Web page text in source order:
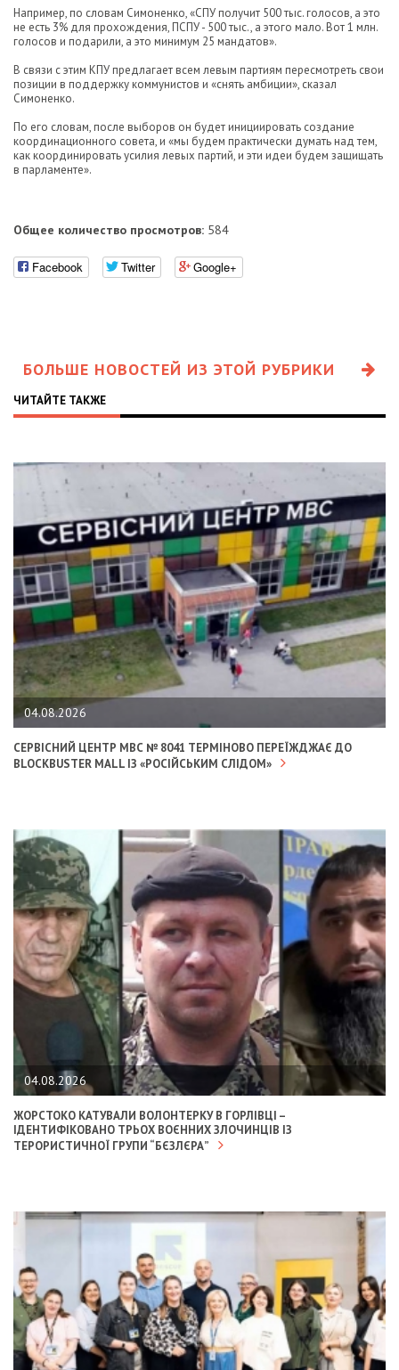
Например, по словам Симоненко, «СПУ получит 500 тыс. голосов, а это
не есть 3% для прохождения, ПСПУ - 500 тыс., а этого мало. Вот 1 млн.
голосов и подарили, а это минимум 25 мандатов».
В связи с этим КПУ предлагает всем левым партиям пересмотреть свои
позиции в поддержку коммунистов и «снять амбиции», сказал
Симоненко.
По его словам, после выборов он будет инициировать создание
координационного совета, и «мы будем практически думать над тем,
как координировать усилия левых партий, и эти идеи будем защищать
в парламенте».
Общее количество просмотров: 584
Facebook Twitter Google+
БОЛЬШЕ НОВОСТЕЙ ИЗ ЭТОЙ РУБРИКИ
ЧИТАЙТЕ ТАКЖЕ
04.08.2026
СЕРВІСНИЙ ЦЕНТР МВС № 8041 ТЕРМІНОВО ПЕРЕЇЖДЖАЄ ДО
BLOCKBUSTER MALL ІЗ «РОСІЙСЬКИМ СЛІДОМ»
04.08.2026
ЖОРСТОКО КАТУВАЛИ ВОЛОНТЕРКУ В ГОРЛІВЦІ –
ІДЕНТИФІКОВАНО ТРЬОХ ВОЄННИХ ЗЛОЧИНЦІВ ІЗ
ТЕРОРИСТИЧНОЇ ГРУПИ “БЄЗЛЄРА”